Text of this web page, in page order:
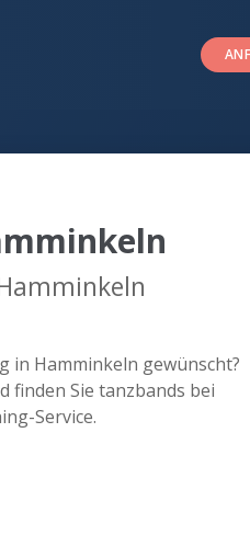
in Hamminkeln gewünscht?
finden Sie tanzbands bei
Service.